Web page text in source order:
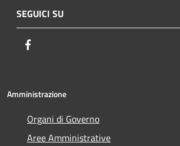
SEGUICI SU
Amministrazione
Organi di Governo
Aree Amministrative